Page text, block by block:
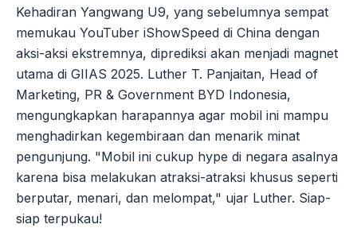
Kehadiran Yangwang U9, yang sebelumnya sempat
memukau YouTuber iShowSpeed di China dengan
aksi-aksi ekstremnya, diprediksi akan menjadi magnet
utama di GIIAS 2025. Luther T. Panjaitan, Head of
Marketing, PR & Government BYD Indonesia,
mengungkapkan harapannya agar mobil ini mampu
menghadirkan kegembiraan dan menarik minat
pengunjung. "Mobil ini cukup hype di negara asalnya
karena bisa melakukan atraksi-atraksi khusus seperti
berputar, menari, dan melompat," ujar Luther. Siap-
siap terpukau!